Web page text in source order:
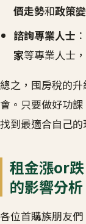
價走勢和政策
諮詢專業人士
家等專業人士
總之，囤房稅的
會。只要做好功
找到最適合自己的
租金漲or
的影響分析
各位首購族朋友